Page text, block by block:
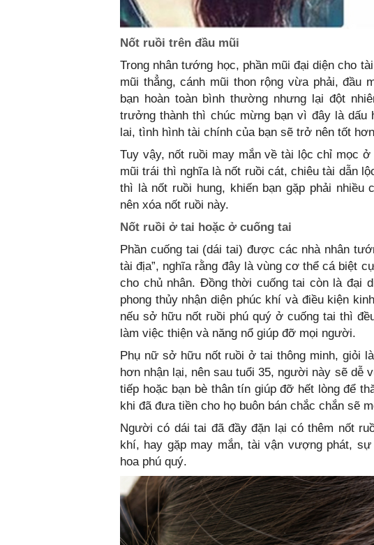
Nốt ruồi trên đầu mũi
Trong nhân tướng học, phần mũi đại diện cho
mũi thẳng, cánh mũi thon rộng vừa phải, đầu
bạn hoàn toàn bình thường nhưng lại đột
trưởng thành thì chúc mừng bạn vì đây là
lai, tình hình tài chính của bạn sẽ trở nên tốt
Tuy vậy, nốt ruồi may mắn về tài lộc chỉ mọc
mũi trái thì nghĩa là nốt ruồi cát, chiêu tài dẫn
thì là nốt ruồi hung, khiến bạn gặp phải nhiều
nên xóa nốt ruồi này.
Nốt ruồi ở tai hoặc ở cuống tai
Phần cuống tai (dái tai) được các nhà nhân
tài địa”, nghĩa rằng đây là vùng cơ thể cá biệt
cho chủ nhân. Đồng thời cuống tai còn là đại
phong thủy nhận diện phúc khí và điều kiện
nếu sở hữu nốt ruồi phú quý ở cuống tai thì
làm việc thiện và năng nổ giúp đỡ mọi người.
Phụ nữ sở hữu nốt ruồi ở tai thông minh, giỏi
hơn nhận lại, nên sau tuổi 35, người này sẽ dễ
tiếp hoặc bạn bè thân tín giúp đỡ hết lòng để
khi đã đưa tiền cho họ buôn bán chắc chắn sẽ
Người có dái tai đã đầy đặn lại có thêm nốt
khí, hay gặp may mắn, tài vận vượng phát,
hoa phú quý.